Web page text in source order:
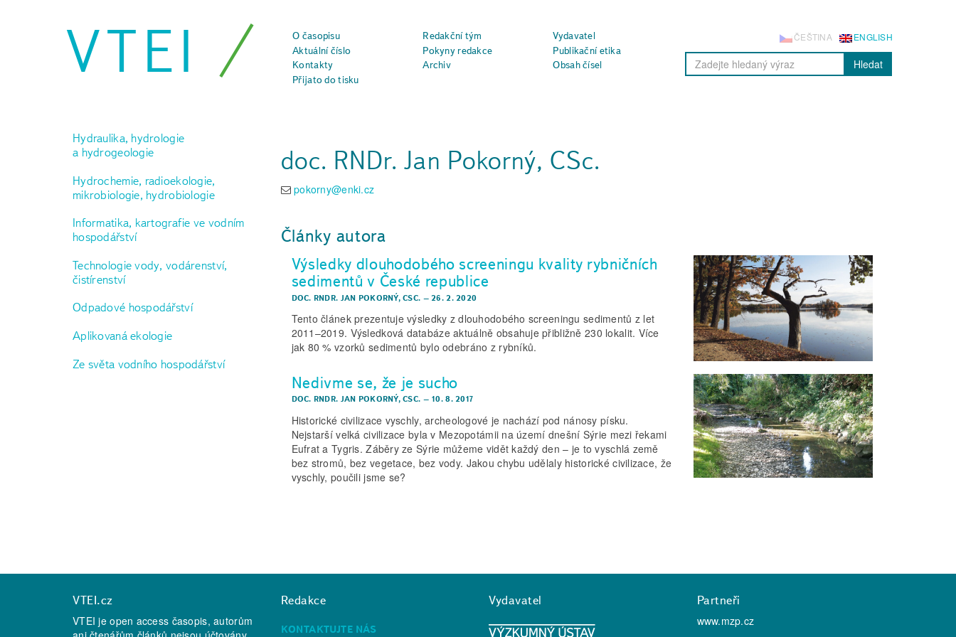
VTEI O časopisu Redakční tým
Vydavatel
Aktuální číslo
Pokyny redakce
Publikační etika
Kontakty
Archiv
Obsah čísel
Přijato do tisku
ENGLISH
ČEŠTINA
Hledat
Hydraulika, hydrologie
a hydrogeologie
Hydrochemie, radioekologie,
mikrobiologie, hydrobiologie
Informatika, kartografie ve vodním
hospodářství
Technologie vody, vodárenství,
čistírenství
Odpadové hospodářství
Aplikovaná ekologie
Ze světa vodního hospodářství
doc. RNDr. Jan Pokorný, CSc.
pokorny@enki.cz
Články autora
Výsledky dlouhodobého screeningu kvality rybničních
sedimentů v České republice
DOC. RNDR. JAN POKORNÝ, CSC. –26. 2. 2020
Tento článek prezentuje výsledky z dlouhodobého screeningu sedimentů z let
2011–2019. Výsledková databáze aktuálně obsahuje přibližně 230 lokalit. Více
jak 80 % vzorků sedimentů bylo odebráno z rybníků.
Nedivme se, že je sucho
DOC. RNDR. JAN POKORNÝ, CSC. – 10. 8. 2017
Historické civilizace vyschly, archeologové je nachází pod nánosy písku.
Nejstarší velká civilizace byla v Mezopotámii na území dnešní Sýrie mezi řekami
Eufrat a Tygris. Záběry ze Sýrie můžeme vidět každý den – je to vyschlá země
bez stromů, bez vegetace, bez vody. Jakou chybu udělaly historické civilizace, že
vyschly, poučili jsme se?
VTEI.cz
VTEI je open access časopis, autorům
Redakce
KONTAKTUJTE NÁS
Vydavatel
Partneři
www.mzp.cz